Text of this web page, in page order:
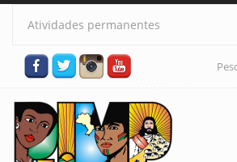
Pular para o conteúdo principal